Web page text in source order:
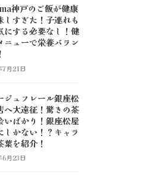
神戸のご飯が健康
しすぎた！子連れも
にする必要なし！健
ニューで栄養バラン
7月21日
ジュフレール銀座松
へ大遠征！驚きの茶
いばかり！銀座松屋
しかない！？キャラ
葉を紹介！
6月23日